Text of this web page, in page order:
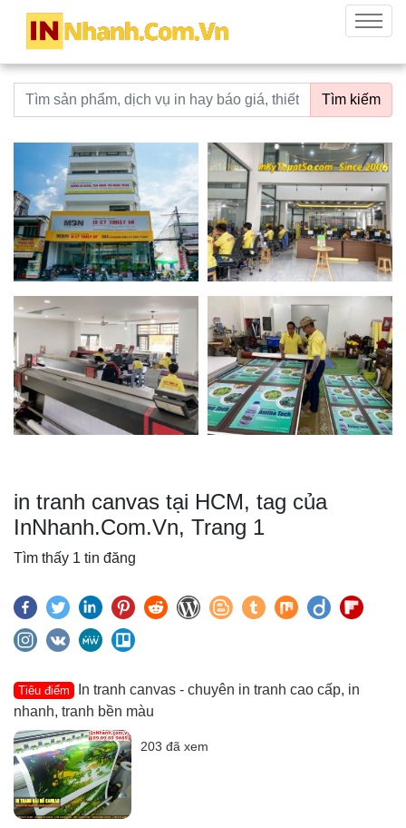
innhanh.com.vn
Menu
Từ khoá tìm kiếm Tìm kiếm
in tranh canvas tại HCM, tag của
InNhanh.Com.Vn, Trang 1
Tìm thấy 1 tin đăng
Tiêu điểm
In tranh canvas - chuyên in tranh cao cấp, in
nhanh, tranh bền màu
203 đã xem